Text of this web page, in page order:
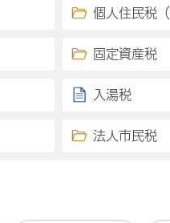
個人住民税
固定資産税
入湯税
法人市民税